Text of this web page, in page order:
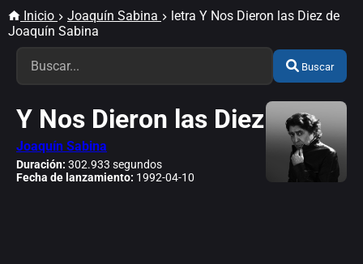
Inicio Joaquín Sabina
letra Y Nos Dieron las Diez de
Joaquín Sabina
Buscar
Y Nos Dieron las Diez
Joaquín Sabina
Duración: 302.933 segundos
Fecha de lanzamiento: 1992-04-10